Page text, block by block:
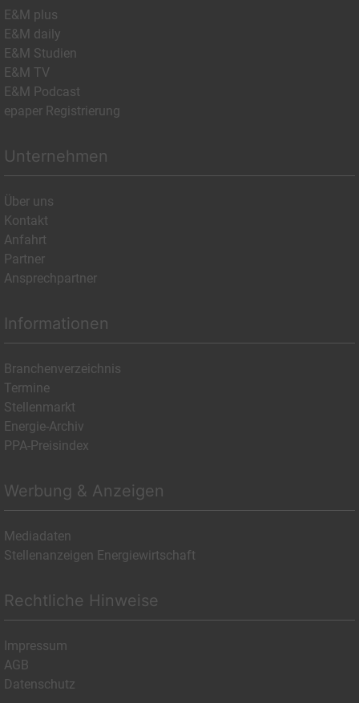
E&M plus
E&M daily
E&M Studien
E&M TV
E&M Podcast
epaper Registrierung
Unternehmen
Über uns
Kontakt
Anfahrt
Partner
Ansprechpartner
Informationen
Branchenverzeichnis
Termine
Stellenmarkt
Energie-Archiv
PPA-Preisindex
Werbung & Anzeigen
Mediadaten
Stellenanzeigen Energiewirtschaft
Rechtliche Hinweise
Impressum
AGB
Datenschutz